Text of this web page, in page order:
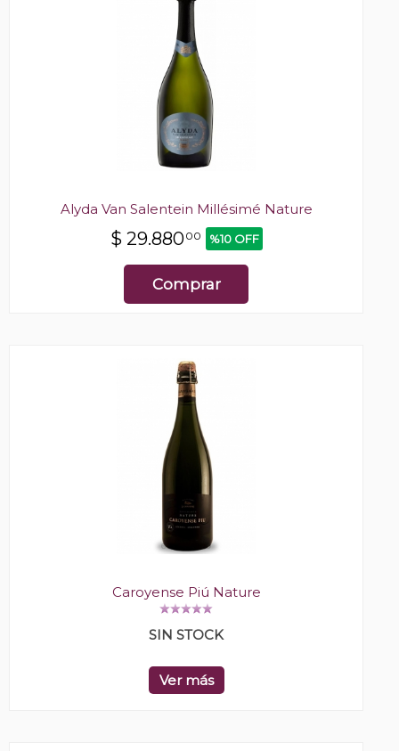
Alyda Van Salentein Millésimé Nature
$ 29.88000 %10 OFF
Comprar
Caroyense Piú Nature
SIN STOCK
Ver más